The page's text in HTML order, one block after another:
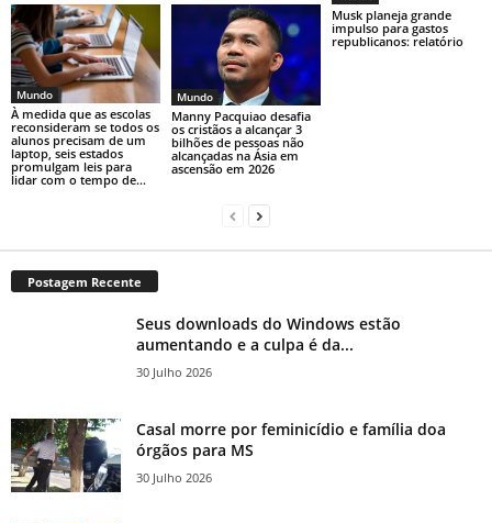
Mundo
À medida que as escolas
reconsideram se todos os
alunos precisam de um
laptop, seis estados
promulgam leis para
lidar com o tempo de...
Mundo
Manny Pacquiao desafia
os cristãos a alcançar 3
bilhões de pessoas não
alcançadas na Ásia em
ascensão em 2026
Musk planeja grande
impulso para gastos
republicanos: relatório
Postagem Recente
Seus downloads do Windows estão
aumentando e a culpa é da...
30 Julho 2026
Casal morre por feminicídio e família doa
órgãos para MS
30 Julho 2026